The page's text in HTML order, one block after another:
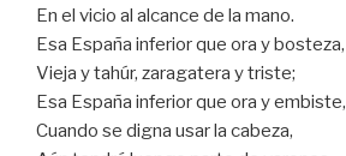
En el vicio al alcance de la mano.
Esa España inferior que ora y bosteza,
Vieja y tahúr, zaragatera y triste;
Esa España inferior que ora y embiste,
Cuando se digna usar la cabeza,